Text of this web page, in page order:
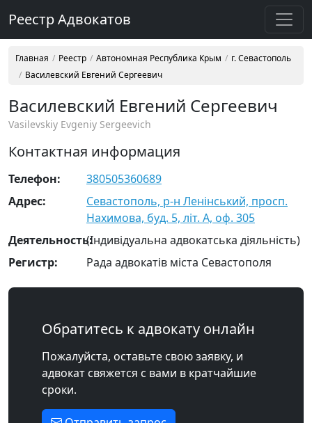
Реестр Адвокатов
Главная Реестр Автономная Республика Крым
г. Севастополь
Василевский Евгений Сергеевич
Василевский Евгений Сергеевич
Vasilevskiy Evgeniy Sergeevich
Контактная информация
Телефон:
380505360689
Адрес:
Севастополь, р-н Ленінський, просп.
Нахимова, буд. 5, літ. А, оф. 305
Деятельность:(Індивідуальна адвокатська діяльність)
Регистр:
Рада адвокатів міста Севастополя
Обратитесь к адвокату онлайн
Пожалуйста, оставьте свою заявку, и
адвокат свяжется с вами в кратчайшие
сроки.